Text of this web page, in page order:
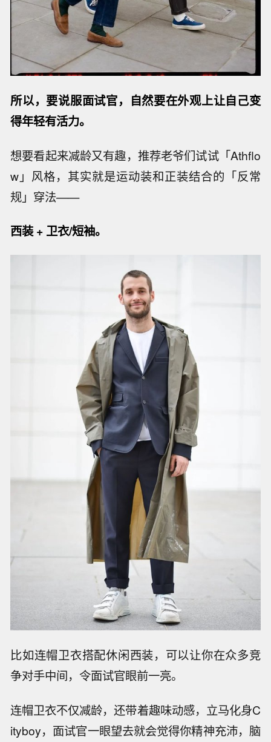
所以，要说服面试官，自然要在外观上让自己变
得年轻有活力。
想要看起来减龄又有趣，推荐老爷们试试「Athflo
w」风格，其实就是运动装和正装结合的「反常
规」穿法——
西装 + 卫衣/短袖。
比如连帽卫衣搭配休闲西装，可以让你在众多竞
争对手中间，令面试官眼前一亮。
连帽卫衣不仅减龄，还带着趣味动感，立马化身C
ityboy，面试官一眼望去就会觉得你精神充沛，脑